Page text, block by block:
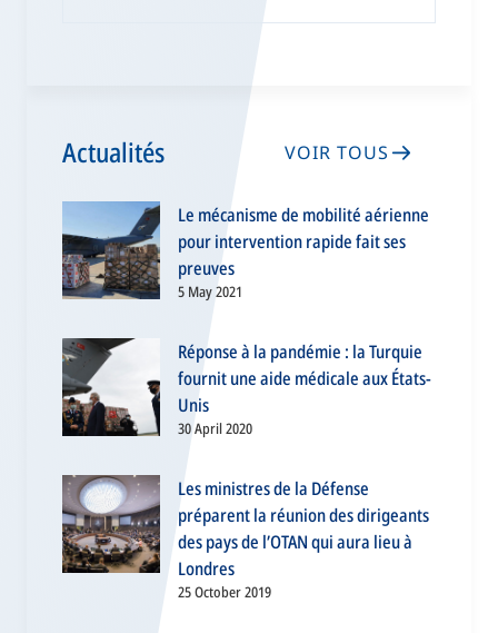
Actualités VOIR TOUS
Le mécanisme de mobilité aérienne
pour intervention rapide fait ses
preuves
5 May 2021
Réponse à la pandémie : la Turquie
fournit une aide médicale aux États-
Unis
30 April 2020
Les ministres de la Défense
préparent la réunion des dirigeants
des pays de l’OTAN qui aura lieu à
Londres
25 October 2019